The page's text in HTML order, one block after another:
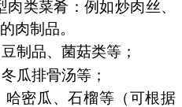
类菜肴：例如炒肉丝、
肉制品。
制品、菌菇类等；
瓜排骨汤等；
哈密瓜、石榴等（可根据